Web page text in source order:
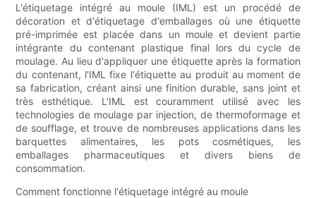
L'étiquetage intégré au moule (IML) est un procédé de
décoration et d'étiquetage d'emballages où une étiquette
pré-imprimée est placée dans un moule et devient partie
intégrante du contenant plastique final lors du cycle de
moulage. Au lieu d'appliquer une étiquette après la formation
du contenant, l'IML fixe l'étiquette au produit au moment de
sa fabrication, créant ainsi une finition durable, sans joint et
très esthétique. L'IML est couramment utilisé avec les
technologies de moulage par injection, de thermoformage et
de soufflage, et trouve de nombreuses applications dans les
barquettes alimentaires, les pots cosmétiques, les
emballages pharmaceutiques et divers biens de
consommation.
Comment fonctionne l'étiquetage intégré au moule